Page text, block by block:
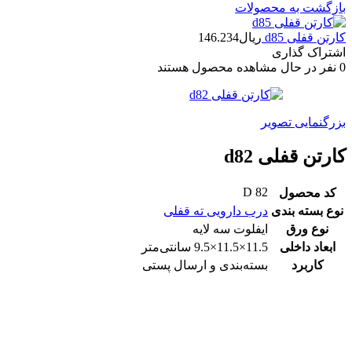
بازگشت به محصولات
کارتن قفلی d85 ریال146.234
اشتراک گذاری
0 نفر در حال مشاهده محصول هستند
بزرگنمایی تصویر
کارتن قفلی d82
کد محصول
D 82
نوع بسته بندی درب دارویی ته قفلی
نوع ورق
ایفلوت سه لایه
ابعاد داخلی
11.5×11.5×9.5 سانتی‌متر
کاربرد
بسته‌بندی و ارسال پستی